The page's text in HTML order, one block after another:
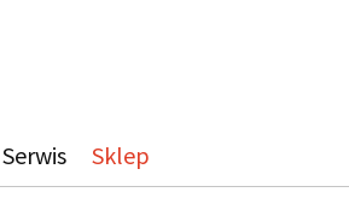
Serwis Sklep